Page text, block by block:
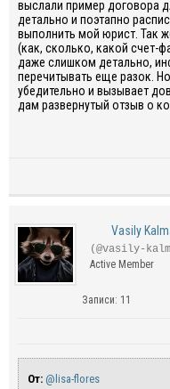
выслали пример договора
детально и поэтапно
выполнить мой юрист. Так
(как, сколько, какой счет-
даже слишком детально,
перечитывать еще разок.
убедительно и вызывает
дам развернутый отзыв о
Vasily
(@vasily-
Active Member
Записи: 11
От: @lisa-flores